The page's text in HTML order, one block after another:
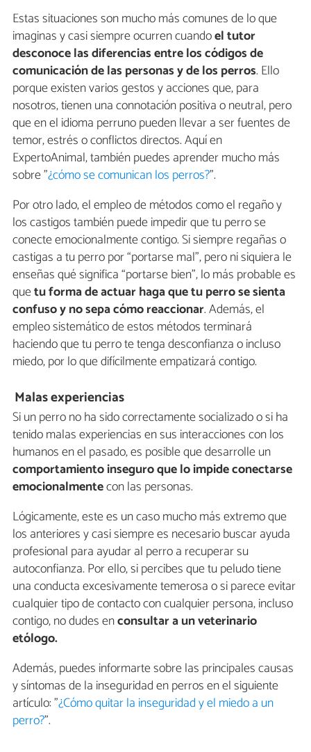
Estas situaciones son mucho más comunes de lo que
imaginas y casi siempre ocurren cuandoel tutor
desconoce las diferencias entre los códigos de
comunicación de las personas y de los perros. Ello
porque existen varios gestos y acciones que, para
nosotros, tienen una connotación positiva o neutral, pero
que en el idioma perruno pueden llevar a ser fuentes de
temor, estrés o conflictos directos. Aquí en
ExpertoAnimal, también puedes aprender mucho más
sobre "¿cómo se comunican los perros?".
Por otro lado, el empleo de métodos como el regaño y
los castigos también puede impedir que tu perro se
conecte emocionalmente contigo. Si siempre regañas o
castigas a tu perro por “portarse mal”, pero ni siquiera le
enseñas qué significa “portarse bien”, lo más probable es
quetu forma de actuar haga que tu perro se sienta
confuso y no sepa cómo reaccionar. Además, el
empleo sistemático de estos métodos terminará
haciendo que tu perro te tenga desconfianza o incluso
miedo, por lo que difícilmente empatizará contigo.
Malas experiencias
Si un perro no ha sido correctamente socializado o si ha
tenido malas experiencias en sus interacciones con los
humanos en el pasado, es posible que desarrolle un
comportamiento inseguro que lo impide conectarse
emocionalmentecon las personas.
Lógicamente, este es un caso mucho más extremo que
los anteriores y casi siempre es necesario buscar ayuda
profesional para ayudar al perro a recuperar su
autoconfianza. Por ello, si percibes que tu peludo tiene
una conducta excesivamente temerosa o si parece evitar
cualquier tipo de contacto con cualquier persona, incluso
contigo, no dudes enconsultar a un veterinario
etólogo.
Además, puedes informarte sobre las principales causas
y síntomas de la inseguridad en perros en el siguiente
artículo: ”¿Cómo quitar la inseguridad y el miedo a un
perro?”.